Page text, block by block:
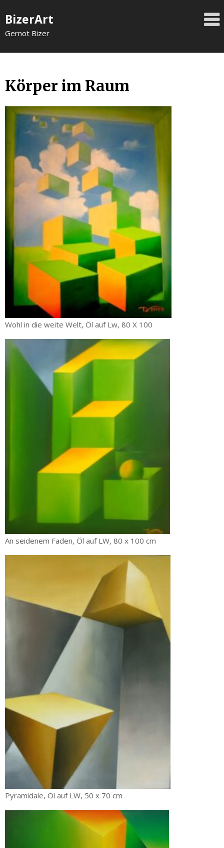
to
content
BizerArt
Gernot Bizer
Körper im Raum
Wohl in die weite Welt, Öl auf Lw, 80 X 100
An seidenem Faden, Öl auf LW, 80 x 100 cm
Pyramidale, Öl auf LW, 50 x 70 cm